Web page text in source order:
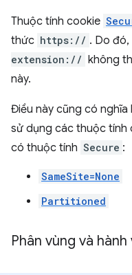
Thuộc tính cookie
thức https:// . Do
extension:// không
này.
Điều này cũng có
sử dụng các thuộc tính
có thuộc tính Secure :
SameSite=None
Partitioned
Phân vùng và